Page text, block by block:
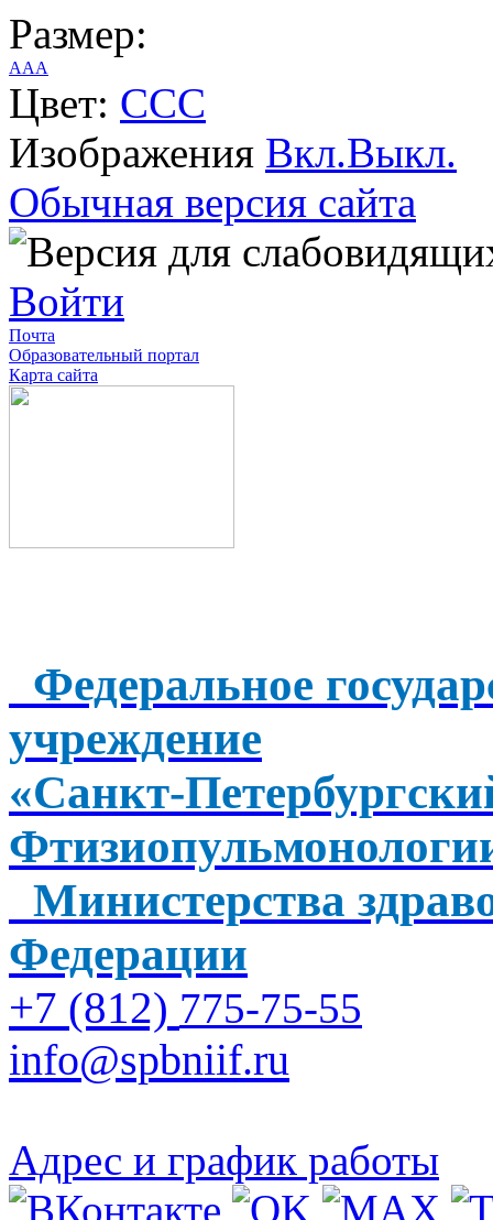
Размер:
AAA
Цвет: CCC
Изображения Вкл.Выкл.
Обычная версия сайта
Войти
Почта
Образовательный портал
Карта сайта
Федеральное
учреждение
«Санкт-
Министерства
Федерации
+7 (812) 775-75-55
info@spbniif.ru
Адрес и график работы